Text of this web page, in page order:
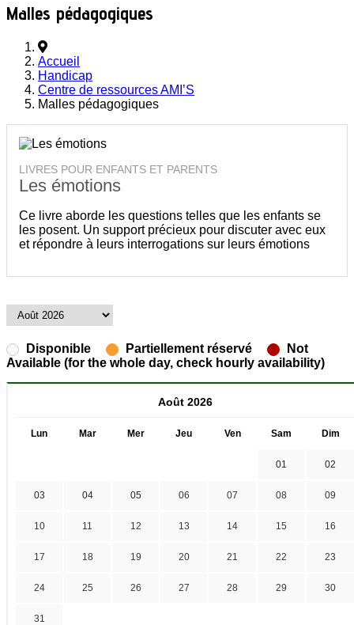
Malles pédagogiques
Accueil
Handicap
Centre de ressources AMI’S
Malles pédagogiques
LIVRES POUR ENFANTS ET PARENTS
Les émotions
Ce livre aborde les questions telles que les enfants se
les posent. Un support précieux pour discuter avec eux
et répondre à leurs interrogations sur leurs émotions
Disponible Partiellement réservé
Not
Available (for the whole day, check hourly availability)
Août 2026
Lun Mar Mer Jeu Ven Sam Dim
01 02
03 04 05 06 07 08 09
10 11 12 13 14 15 16
17 18 19 20 21 22 23
24 25 26 27 28 29 30
31